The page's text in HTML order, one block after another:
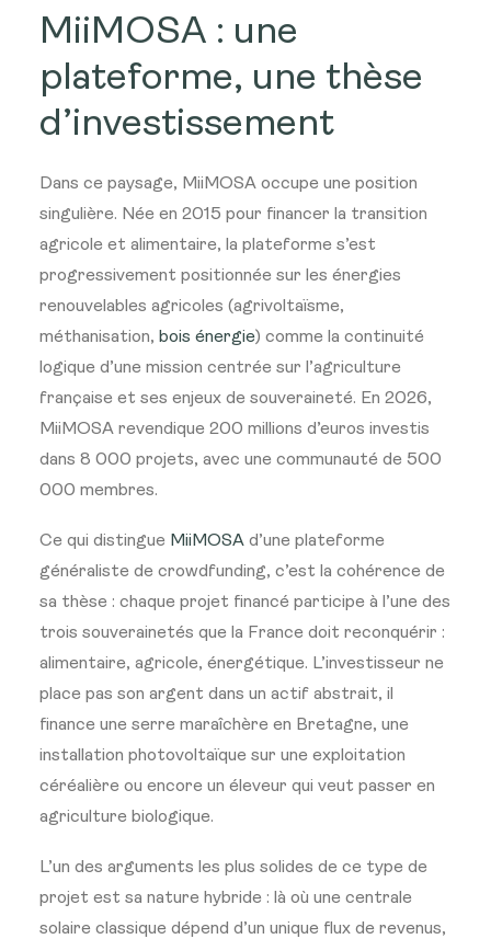
MiiMOSA : une
plateforme, une thèse
d’investissement
Dans ce paysage, MiiMOSA occupe une position
singulière. Née en 2015 pour financer la transition
agricole et alimentaire, la plateforme s’est
progressivement positionnée sur les énergies
renouvelables agricoles (agrivoltaïsme,
méthanisation, bois énergie) comme la continuité
logique d’une mission centrée sur l’agriculture
française et ses enjeux de souveraineté. En 2026,
MiiMOSA revendique 200 millions d’euros investis
dans 8 000 projets, avec une communauté de 500
000 membres.
Ce qui distingue MiiMOSA d’une plateforme
généraliste de crowdfunding, c’est la cohérence de
sa thèse : chaque projet financé participe à l’une des
trois souverainetés que la France doit reconquérir :
alimentaire, agricole, énergétique. L’investisseur ne
place pas son argent dans un actif abstrait, il
finance une serre maraîchère en Bretagne, une
installation photovoltaïque sur une exploitation
céréalière ou encore un éleveur qui veut passer en
agriculture biologique.
L’un des arguments les plus solides de ce type de
projet est sa nature hybride : là où une centrale
solaire classique dépend d’un unique flux de revenus,